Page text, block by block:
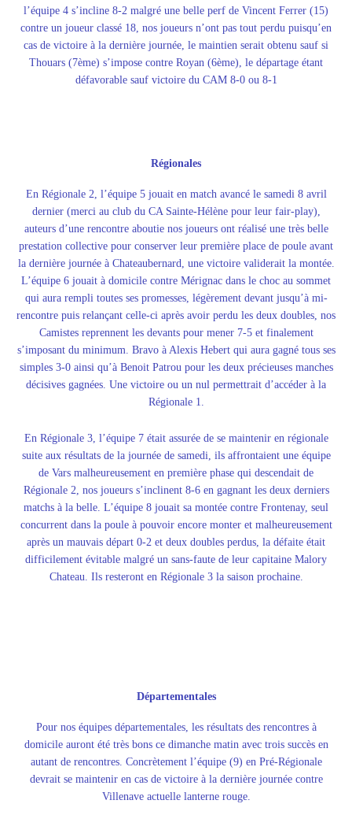
l’équipe 4 s’incline 8-2 malgré une belle perf de Vincent Ferrer (15)
contre un joueur classé 18, nos joueurs n’ont pas tout perdu puisqu’en
cas de victoire à la dernière journée, le maintien serait obtenu sauf si
Thouars (7ème) s’impose contre Royan (6ème), le départage étant
défavorable sauf victoire du CAM 8-0 ou 8-1
Régionales
En Régionale 2, l’équipe 5 jouait en match avancé le samedi 8 avril
dernier (merci au club du CA Sainte-Hélène pour leur fair-play),
auteurs d’une rencontre aboutie nos joueurs ont réalisé une très belle
prestation collective pour conserver leur première place de poule avant
la dernière journée à Chateaubernard, une victoire validerait la montée.
L’équipe 6 jouait à domicile contre Mérignac dans le choc au sommet
qui aura rempli toutes ses promesses, légèrement devant jusqu’à mi-
rencontre puis relançant celle-ci après avoir perdu les deux doubles, nos
Camistes reprennent les devants pour mener 7-5 et finalement
s’imposant du minimum. Bravo à Alexis Hebert qui aura gagné tous ses
simples 3-0 ainsi qu’à Benoit Patrou pour les deux précieuses manches
décisives gagnées. Une victoire ou un nul permettrait d’accéder à la
Régionale 1.
En Régionale 3, l’équipe 7 était assurée de se maintenir en régionale
suite aux résultats de la journée de samedi, ils affrontaient une équipe
de Vars malheureusement en première phase qui descendait de
Régionale 2, nos joueurs s’inclinent 8-6 en gagnant les deux derniers
matchs à la belle. L’équipe 8 jouait sa montée contre Frontenay, seul
concurrent dans la poule à pouvoir encore monter et malheureusement
après un mauvais départ 0-2 et deux doubles perdus, la défaite était
difficilement évitable malgré un sans-faute de leur capitaine Malory
Chateau. Ils resteront en Régionale 3 la saison prochaine.
Départementales
Pour nos équipes départementales, les résultats des rencontres à
domicile auront été très bons ce dimanche matin avec trois succès en
autant de rencontres. Concrètement l’équipe (9) en Pré-Régionale
devrait se maintenir en cas de victoire à la dernière journée contre
Villenave actuelle lanterne rouge.